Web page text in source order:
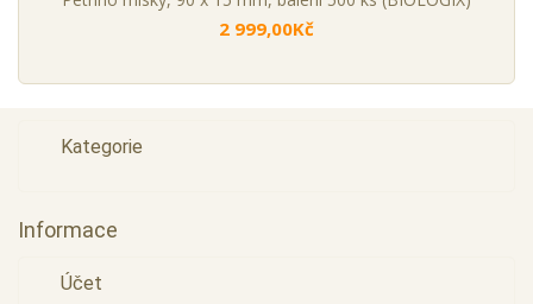
2 999,00Kč
Kategorie
Informace
Účet